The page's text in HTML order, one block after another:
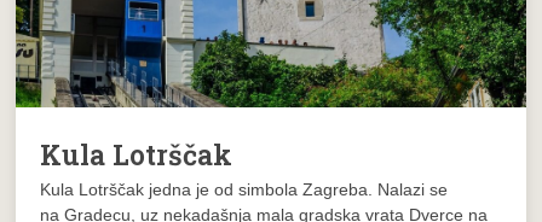
Kula Lotrščak
Kula Lotrščak jedna je od simbola Zagreba. Nalazi se
na Gradecu, uz nekadašnja mala gradska vrata Dverce na